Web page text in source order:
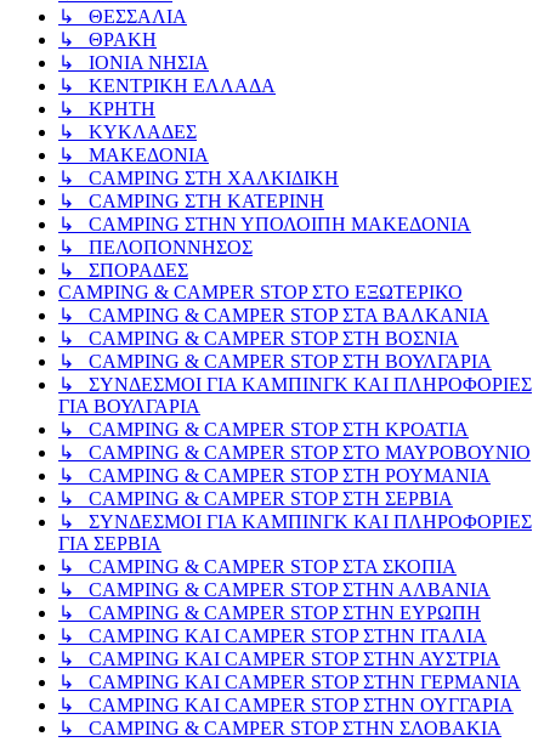
↳ ΘΕΣΣΑΛΙΑ
↳ ΘΡΑΚΗ
↳ ΙΟΝΙΑ ΝΗΣΙΑ
↳ ΚΕΝΤΡΙΚΗ ΕΛΛΑΔΑ
↳ ΚΡΗΤΗ
↳ ΚΥΚΛΑΔΕΣ
↳ ΜΑΚΕΔΟΝΙΑ
↳ CAMPING ΣΤΗ ΧΑΛΚΙΔΙΚΗ
↳ CAMPING ΣΤΗ ΚΑΤΕΡΙΝΗ
↳ CAMPING ΣΤΗΝ ΥΠΟΛΟΙΠΗ ΜΑΚΕΔΟΝΙΑ
↳ ΠΕΛΟΠΟΝΝΗΣΟΣ
↳ ΣΠΟΡΑΔΕΣ
CAMPING & CAMPER STOP ΣΤΟ ΕΞΩΤΕΡΙΚΟ
↳ CAMPING & CAMPER STOP ΣΤΑ ΒΑΛΚΑΝΙΑ
↳ CAMPING & CAMPER STOP ΣΤΗ ΒΟΣΝΙΑ
↳ CAMPING & CAMPER STOP ΣΤΗ ΒΟΥΛΓΑΡΙΑ
↳ ΣΥΝΔΕΣΜΟΙ ΓΙΑ ΚΑΜΠΙΝΓΚ ΚΑΙ ΠΛΗΡΟΦΟΡΙΕΣ
ΓΙΑ ΒΟΥΛΓΑΡΙΑ
↳ CAMPING & CAMPER STOP ΣΤΗ ΚΡΟΑΤΙΑ
↳ CAMPING & CAMPER STOP ΣΤΟ ΜΑΥΡΟΒΟΥΝΙΟ
↳ CAMPING & CAMPER STOP ΣΤΗ ΡΟΥΜΑΝΙΑ
↳ CAMPING & CAMPER STOP ΣΤΗ ΣΕΡΒΙΑ
↳ ΣΥΝΔΕΣΜΟΙ ΓΙΑ ΚΑΜΠΙΝΓΚ ΚΑΙ ΠΛΗΡΟΦΟΡΙΕΣ
ΓΙΑ ΣΕΡΒΙΑ
↳ CAMPING & CAMPER STOP ΣΤΑ ΣΚΟΠΙΑ
↳ CAMPING & CAMPER STOP ΣΤΗΝ ΑΛΒΑΝΙΑ
↳ CAMPING & CAMPER STOP ΣΤΗΝ ΕΥΡΩΠΗ
↳ CAMPING KAI CAMPER STOP ΣΤΗΝ ΙΤΑΛΙΑ
↳ CAMPING KAI CAMPER STOP ΣΤΗΝ ΑΥΣΤΡΙΑ
↳ CAMPING KAI CAMPER STOP ΣΤΗΝ ΓΕΡΜΑΝΙΑ
↳ CAMPING KAI CAMPER STOP ΣΤΗΝ ΟΥΓΓΑΡΙΑ
↳ CAMPING & CAMPER STOP ΣΤΗΝ ΣΛΟΒΑΚΙΑ